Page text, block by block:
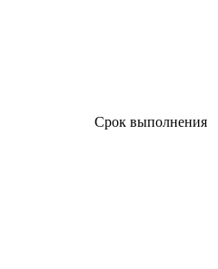
Срок выполнения